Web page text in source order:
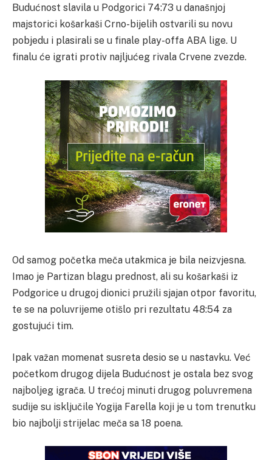
Budućnost slavila u Podgorici 74:73 u današnjoj
majstorici košarkaši Crno-bijelih ostvarili su novu
pobjedu i plasirali se u finale play-offa ABA lige. U
finalu će igrati protiv najljućeg rivala Crvene zvezde.
Od samog početka meča utakmica je bila neizvjesna.
Imao je Partizan blagu prednost, ali su košarkaši iz
Podgorice u drugoj dionici pružili sjajan otpor favoritu,
te se na poluvrijeme otišlo pri rezultatu 48:54 za
gostujući tim.
Ipak važan momenat susreta desio se u nastavku. Već
početkom drugog dijela Budućnost je ostala bez svog
najboljeg igrača. U trećoj minuti drugog poluvremena
sudije su isključile Yogija Farella koji je u tom trenutku
bio najbolji strijelac meča sa 18 poena.